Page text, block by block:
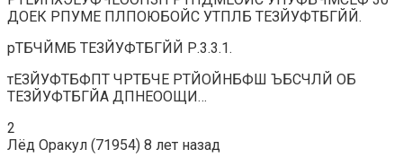
ДОЕК РПУМЕ ПЛПОЮБОЙС УТПЛБ ТЕЗЙУФТБГЙЙ.
рТБЧЙМБ ТЕЗЙУФТБГЙЙ Р.3.3.1.
тЕЗЙУФТБФПТ ЧРТБЧЕ РТЙОЙНБФШ ЪБСЧЛЙ ОБ
ТЕЗЙУФТБГЙА ДПНЕООЩИ…
2
Лёд Оракул (71954) 8 лет назад